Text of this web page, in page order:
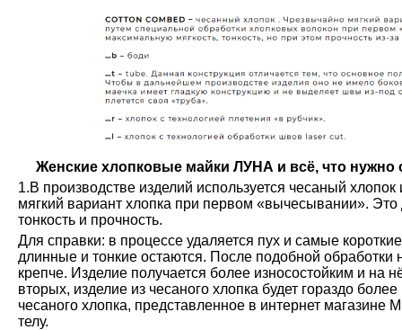
Женские хлопковые майки ЛУНА и всё, что нужно
1.В производстве изделий используется чесаный
мягкий вариант хлопка при первом «вычесывании». Это
тонкость и прочность.
Для справки: в процессе удаляется пух и самые
длинные и тонкие остаются. После подобной обработки
крепче. Изделие получается более износостойким и на
вторых, изделие из чесаного хлопка будет гораздо
чесаного хлопка, представленное в интернет магазине
телу.